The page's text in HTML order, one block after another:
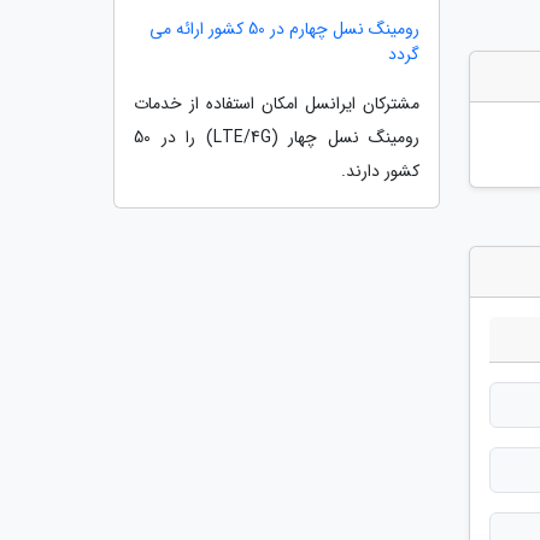
رومینگ نسل چهارم در 50 کشور ارائه می
گردد
مشترکان ایرانسل امکان استفاده از خدمات
رومینگ نسل چهار (LTE/4G) را در 50
کشور دارند.